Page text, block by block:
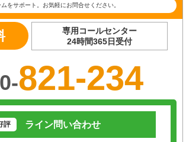
をサポート。お気軽にお問合せください。
専用コールセンター
24時間365日受付
821-234
評 ライン問い合わせ